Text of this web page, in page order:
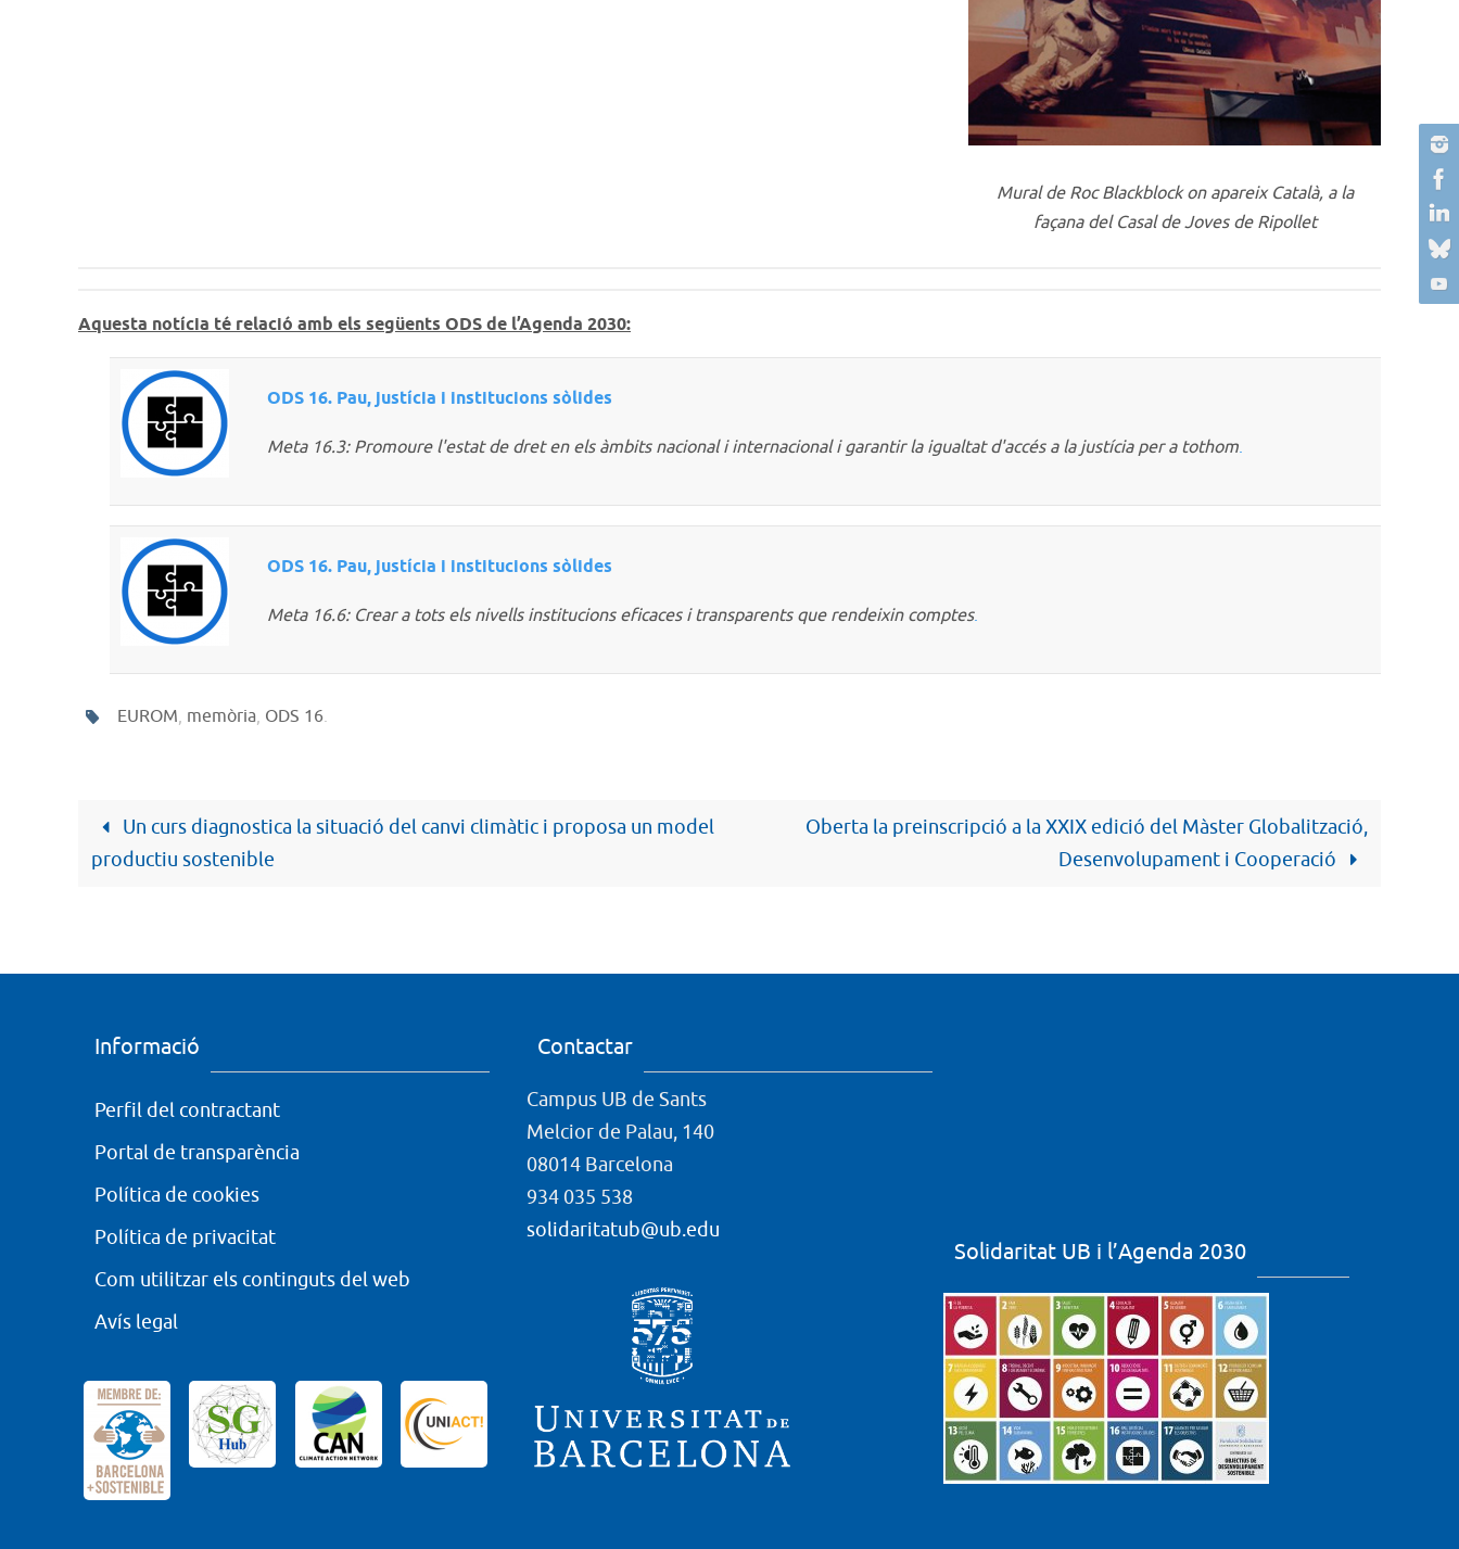
Mural de Roc Blackblock on apareix Català, a la
façana del Casal de Joves de Ripollet
Aquesta notícia té relació amb els següents ODS de l’Agenda 2030:
ODS 16. Pau, justícia i institucions sòlides
Meta 16.3: Promoure l'estat de dret en els àmbits nacional i internacional i garantir la igualtat d'accés a la justícia per a tothom.
ODS 16. Pau, justícia i institucions sòlides
Meta 16.6: Crear a tots els nivells institucions eficaces i transparents que rendeixin comptes.
EUROM, memòria, ODS 16.
Un curs diagnostica la situació del canvi climàtic i proposa un model
productiu sostenible
Oberta la preinscripció a la XXIX edició del Màster Globalització,
Desenvolupament i Cooperació
Informació
Perfil del contractant
Portal de transparència
Política de cookies
Política de privacitat
Com utilitzar els continguts del web
Avís legal
Contactar
Campus UB de Sants
Melcior de Palau, 140
08014 Barcelona
934 035 538
solidaritatub@ub.edu
Solidaritat UB i l’Agenda 2030